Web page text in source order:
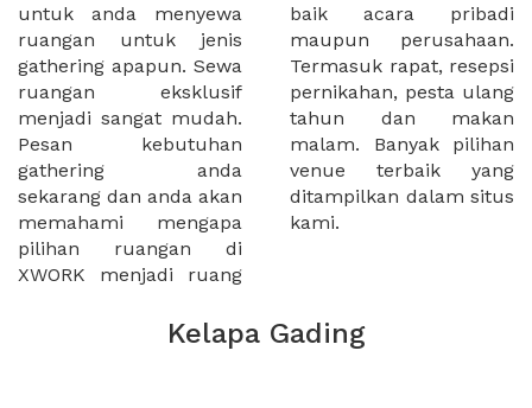
untuk anda menyewa
ruangan untuk jenis
gathering apapun. Sewa
ruangan eksklusif
menjadi sangat mudah.
Pesan kebutuhan
gathering anda
sekarang dan anda akan
memahami mengapa
pilihan ruangan di
XWORK menjadi ruang
baik acara pribadi
maupun perusahaan.
Termasuk rapat, resepsi
pernikahan, pesta ulang
tahun dan makan
malam. Banyak pilihan
venue terbaik yang
ditampilkan dalam situs
kami.
Kelapa Gading